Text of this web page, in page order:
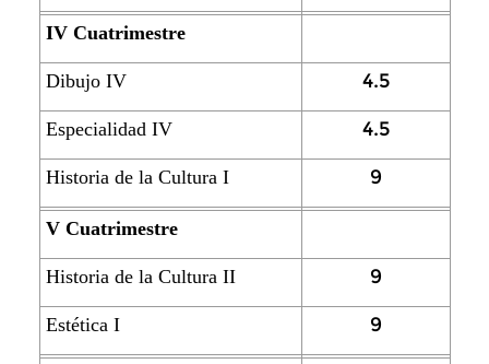
IV Cuatrimestre
Dibujo IV 4.5
Especialidad IV 4.5
Historia de la Cultura I 9
V Cuatrimestre
Historia de la Cultura II 9
Estética I 9